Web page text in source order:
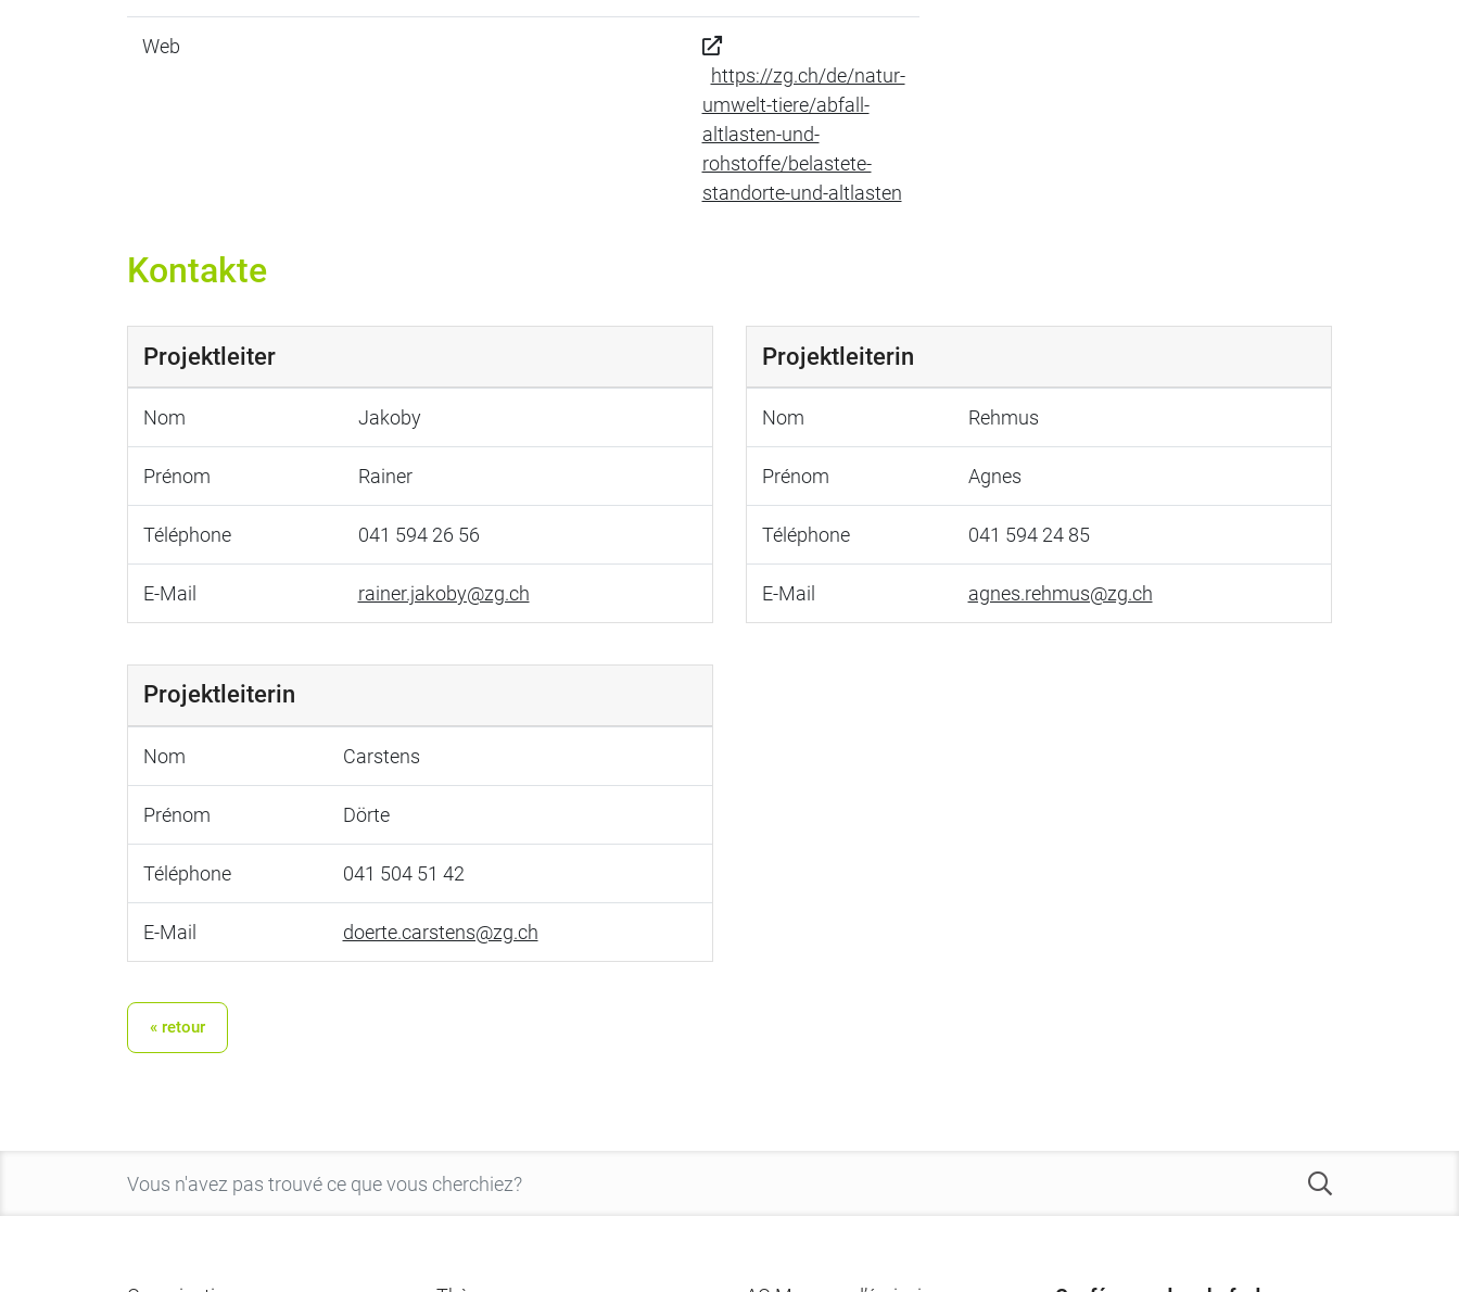
Web
https://zg.ch/de/natur-
umwelt-tiere/abfall-
altlasten-und-
rohstoffe/belastete-
standorte-und-altlasten
Kontakte
Projektleiter
Nom Jakoby
Prénom Rainer
Téléphone 041 594 26 56
E-Mail rainer.jakoby@zg.ch
Projektleiterin
Nom Rehmus
Prénom Agnes
Téléphone 041 594 24 85
E-Mail agnes.rehmus@zg.ch
Projektleiterin
Nom Carstens
Prénom Dörte
Téléphone 041 504 51 42
E-Mail doerte.carstens@zg.ch
« retour